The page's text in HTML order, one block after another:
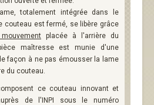
totalement intégrée dans le
couteau est fermé, se libère grâce
placée à l'arrière du
maîtresse est munie d'une
façon à ne pas émousser la lame
du couteau.
ce couteau innovant et
de l'INPI sous le numéro